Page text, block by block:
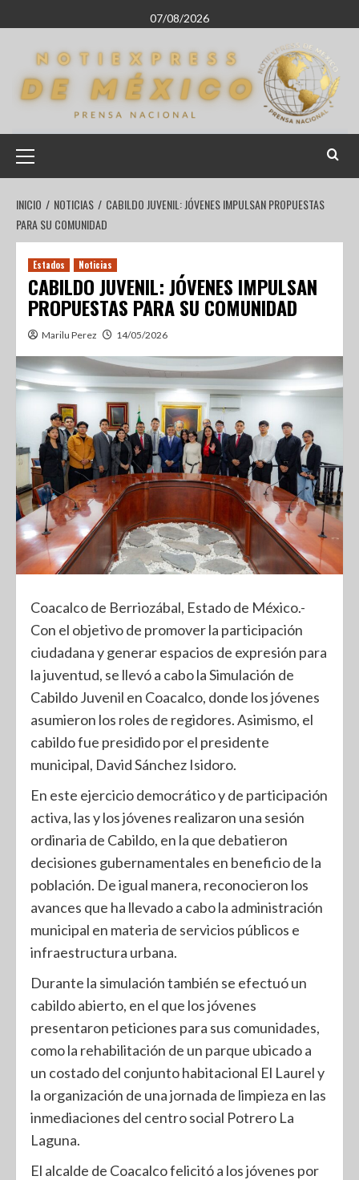
07/08/2026
INICIO NOTICIAS
CABILDO JUVENIL: JÓVENES IMPULSAN PROPUESTAS
PARA SU COMUNIDAD
Estados Noticias
CABILDO JUVENIL: JÓVENES IMPULSAN
PROPUESTAS PARA SU COMUNIDAD
Marilu Perez 14/05/2026
Coacalco de Berriozábal, Estado de México.-
Con el objetivo de promover la participación
ciudadana y generar espacios de expresión para
la juventud, se llevó a cabo la Simulación de
Cabildo Juvenil en Coacalco, donde los jóvenes
asumieron los roles de regidores. Asimismo, el
cabildo fue presidido por el presidente
municipal, David Sánchez Isidoro.
En este ejercicio democrático y de participación
activa, las y los jóvenes realizaron una sesión
ordinaria de Cabildo, en la que debatieron
decisiones gubernamentales en beneficio de la
población. De igual manera, reconocieron los
avances que ha llevado a cabo la administración
municipal en materia de servicios públicos e
infraestructura urbana.
Durante la simulación también se efectuó un
cabildo abierto, en el que los jóvenes
presentaron peticiones para sus comunidades,
como la rehabilitación de un parque ubicado a
un costado del conjunto habitacional El Laurel y
la organización de una jornada de limpieza en las
inmediaciones del centro social Potrero La
Laguna.
El alcalde de Coacalco felicitó a los jóvenes por